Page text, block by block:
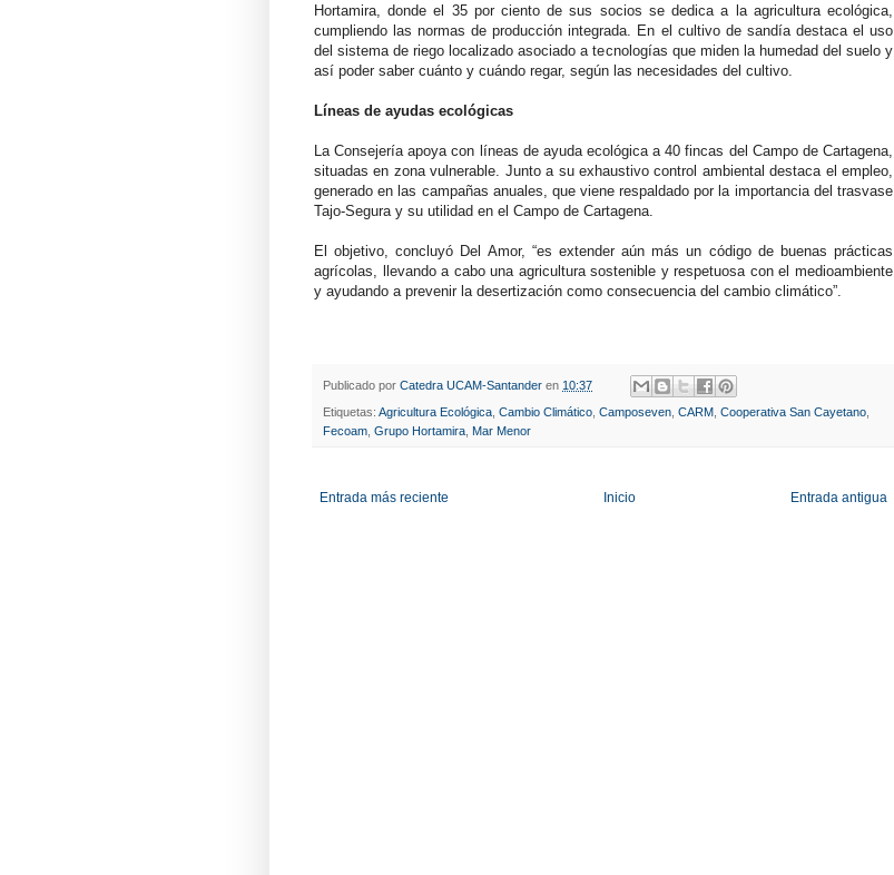
Hortamira, donde el 35 por ciento de sus socios se dedica a la agricultura ecológica,
cumpliendo las normas de producción integrada. En el cultivo de sandía destaca el uso
del sistema de riego localizado asociado a tecnologías que miden la humedad del suelo y
así poder saber cuánto y cuándo regar, según las necesidades del cultivo.
Líneas de ayudas ecológicas
La Consejería apoya con líneas de ayuda ecológica a 40 fincas del Campo de Cartagena,
situadas en zona vulnerable. Junto a su exhaustivo control ambiental destaca el empleo,
generado en las campañas anuales, que viene respaldado por la importancia del trasvase
Tajo-Segura y su utilidad en el Campo de Cartagena.
El objetivo, concluyó Del Amor, “es extender aún más un código de buenas prácticas
agrícolas, llevando a cabo una agricultura sostenible y respetuosa con el medioambiente
y ayudando a prevenir la desertización como consecuencia del cambio climático”.
Publicado por Catedra UCAM-Santander en 10:37
Etiquetas: Agricultura Ecológica Cambio Climático Camposeven CARM Cooperativa San Cayetano
Fecoam Grupo Hortamira Mar Menor
Entrada más reciente Entrada antigua
Inicio